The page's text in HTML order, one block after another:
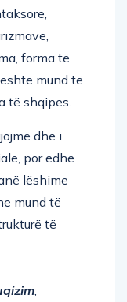
forma të
mund të
të shqipes.
dhe i
por edhe
lëshime
mund të
të
;